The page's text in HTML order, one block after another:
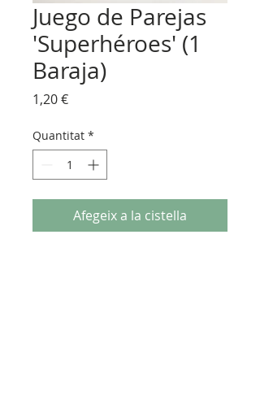
Juego de Parejas
'Superhéroes' (1
Baraja)
1,20 €Price
Quantitat *
Afegeix a la cistella